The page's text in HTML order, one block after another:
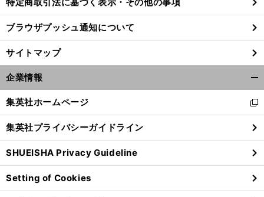
ブラウザプッシュ通知について
サイトマップ
企業情報
閉
る
集英社ホームページ
新
し
い
ウ
ィ
ン
ド
ウ
集英社プライバシーガイドライン
SHUEISHA Privacy Guideline
Setting of Cookies